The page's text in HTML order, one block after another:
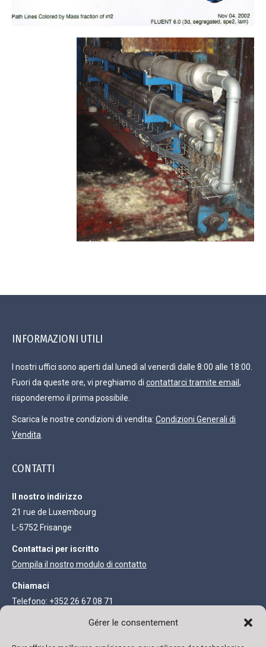
Gérer le consentement
INFORMAZIONI UTILI
I nostri uffici sono aperti dal lunedì al venerdì dalle 8:00 alle 18:00.
Fuori da queste ore, vi preghiamo di contattarci tramite email ,
risponderemo il prima possibile.
Scarica le nostre condizioni di vendita: Condizioni Generali di
Vendita
CONTATTI
Il nostro indirizzo
21 rue de Luxembourg
L-5752 Frisange
Contattaci per iscritto
Compila il nostro modulo di contatto
Chiamaci
Telefono: +352 26 67 08 71